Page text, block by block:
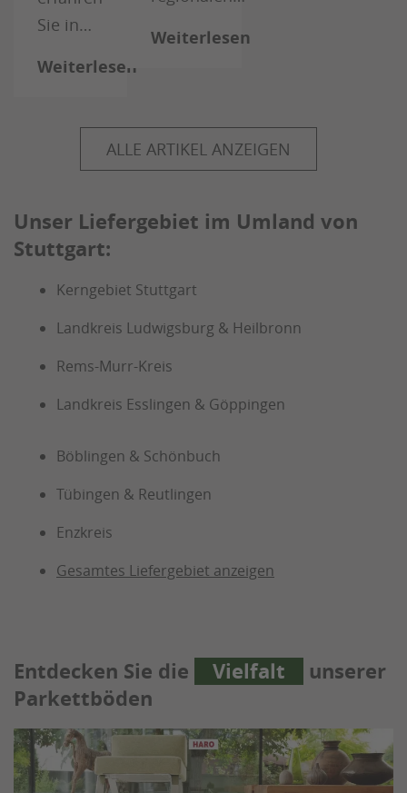
Sie in…
Weiterlesen
Weiterlesen
ALLE ARTIKEL ANZEIGEN
Unser Liefergebiet im Umland von
Stuttgart:
Kerngebiet Stuttgart
Landkreis Ludwigsburg & Heilbronn
Rems-Murr-Kreis
Landkreis Esslingen & Göppingen
Böblingen & Schönbuch
Tübingen & Reutlingen
Enzkreis
Gesamtes Liefergebiet anzeigen
Entdecken Sie die Vielfalt
unserer
Parkettböden